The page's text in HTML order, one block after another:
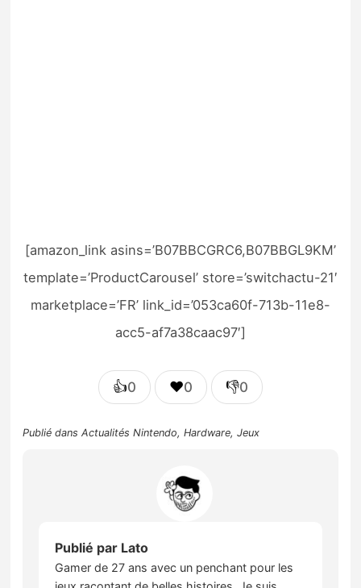
[amazon_link asins=’B07BBCGRC6,B07BBGL9KM’
template=’ProductCarousel’ store=’switchactu-21′
marketplace=’FR’ link_id=’053ca60f-713b-11e8-
acc5-af7a38caac97′]
👍0 ❤️0 👎0
Publié dansActualités Nintendo,Hardware,Jeux
Publié par Lato
Gamer de 27 ans avec un penchant pour les